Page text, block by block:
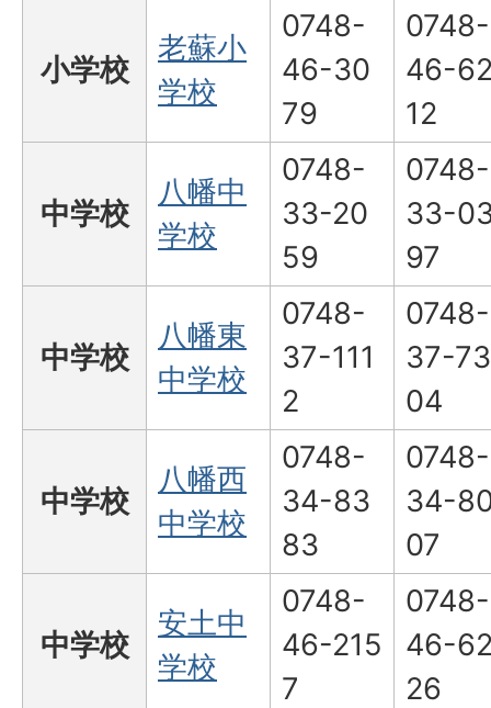
小学校
老蘇小
学校
0748-
46-30
79
0748-
46-
12
中学校
八幡中
学校
0748-
33-20
59
0748-
33-
97
中学校
八幡東
中学校
0748-
37-111
2
0748-
37-73
04
中学校
八幡西
中学校
0748-
34-83
83
0748-
34-
07
中学校
安土中
学校
0748-
46-215
7
0748-
46-
26